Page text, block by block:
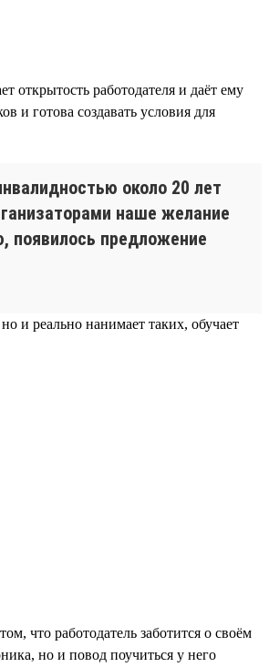
открытость работодателя и даёт ему
и готова создавать условия для
около 20 лет
наше желание
появилось предложение
и реально нанимает таких, обучает
что работодатель заботится о своём
но и повод поучиться у него